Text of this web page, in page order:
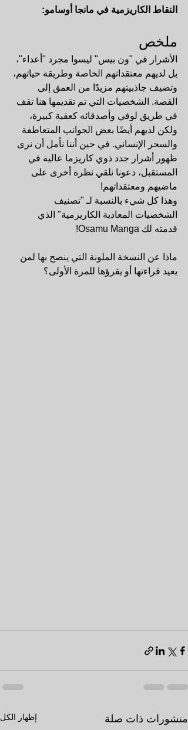
النقاط الكاريزمية في مانجا أوسامو:
ملخص
الأشرار في "ون بيس" ليسوا مجرد "أعداء"،
بل لديهم معتقداتهم الخاصة وطريقة حياتهم،
وتضيف جاذبيتهم مزيدًا من العمق إلى
القصة. الشخصيات التي تم تقديمها هنا تقف
في طريق لوفي وأصدقائه كعقبة كبيرة،
ولكن لديهم أيضًا بعض الجوانب المتعاطفة
والسحر الإنساني. في حين أننا نأمل أن نرى
ظهور أشرار جدد ذوي كاريزما عالية في
المستقبل، دعونا نلقي نظرة أخرى على
ماضيهم ومعتقداتهم!
وهذا كل شيء بالنسبة لـ "تصنيف
الشخصيات المعادية الكاريزمية" الذي
قدمته لك Osamu Manga!
ماذا عن النسخة الملونة التي ينصح بها لمن
يعيد قراءتها أو يقرؤها للمرة الأولى؟
منشورات ذات صلة إظهار الكل